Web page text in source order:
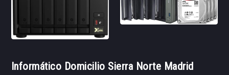
Informático Domicilio Sierra Norte Madrid